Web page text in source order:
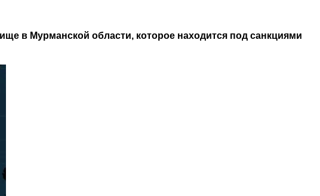
в Мурманской области, которое находится под санкциями